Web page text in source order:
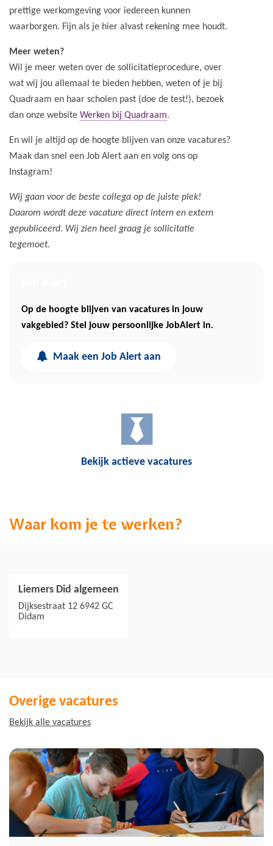
prettige werkomgeving voor iedereen kunnen
waarborgen. Fijn als je hier alvast rekening mee houdt.
Meer weten?
Wil je meer weten over de sollicitatieprocedure, over
wat wij jou allemaal te bieden hebben, weten of je bij
Quadraam en haar scholen past (doe de test!), bezoek
dan onze website Werken bij Quadraam.
En wil je altijd op de hoogte blijven van onze vacatures?
Maak dan snel een Job Alert aan en volg ons op
Instagram!
Wij gaan voor de beste collega op de juiste plek!
Daarom wordt deze vacature direct intern en extern
gepubliceerd. Wij zien heel graag je sollicitatie
tegemoet.
Op de hoogte blijven van vacatures in jouw
vakgebied? Stel jouw persoonlijke JobAlert in.
Maak een Job Alert aan
Bekijk actieve vacatures
Waar kom je te werken?
Liemers Did algemeen
Dijksestraat 12 6942 GC
Didam
Jouw collega's
Overige vacatures
Bekijk alle vacatures